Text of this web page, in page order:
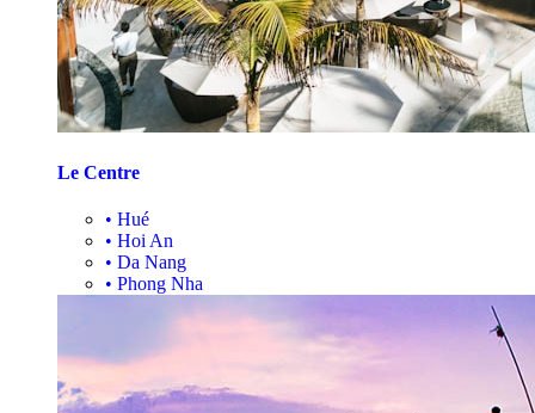
Le Centre
• Hué
• Hoi An
• Da Nang
• Phong Nha